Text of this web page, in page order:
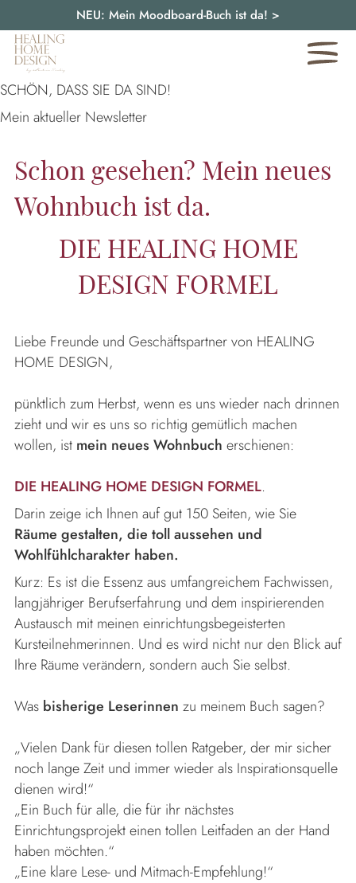
NEU: Mein Moodboard-Buch ist da! >
SCHÖN, DASS SIE DA SIND!
Mein aktueller Newsletter
Schon gesehen? Mein neues
Wohnbuch ist da.
DIE HEALING HOME
DESIGN FORMEL
Liebe Freunde und Geschäftspartner von HEALING
HOME DESIGN,
pünktlich zum Herbst, wenn es uns wieder nach drinnen
zieht und wir es uns so richtig gemütlich machen
wollen, ist mein neues Wohnbuch erschienen:
DIE HEALING HOME DESIGN FORMEL.
Darin zeige ich Ihnen auf gut 150 Seiten, wie Sie
Räume gestalten, die toll aussehen und
Wohlfühlcharakter haben.
Kurz: Es ist die Essenz aus umfangreichem Fachwissen,
langjähriger Berufserfahrung und dem inspirierenden
Austausch mit meinen einrichtungsbegeisterten
Kursteilnehmerinnen. Und es wird nicht nur den Blick auf
Ihre Räume verändern, sondern auch Sie selbst.
Was bisherige Leserinnen zu meinem Buch sagen?
„Vielen Dank für diesen tollen Ratgeber, der mir sicher
noch lange Zeit und immer wieder als Inspirationsquelle
dienen wird!“
„Ein Buch für alle, die für ihr nächstes
Einrichtungsprojekt einen tollen Leitfaden an der Hand
haben möchten.“
„Eine klare Lese- und Mitmach-Empfehlung!“